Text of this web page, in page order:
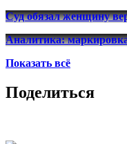
Суд обязал женщину
Аналитика:
Показать всё
Поделиться